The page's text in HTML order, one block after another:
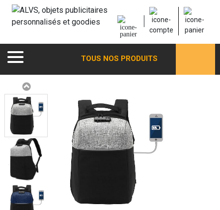
TOUS NOS PRODUITS